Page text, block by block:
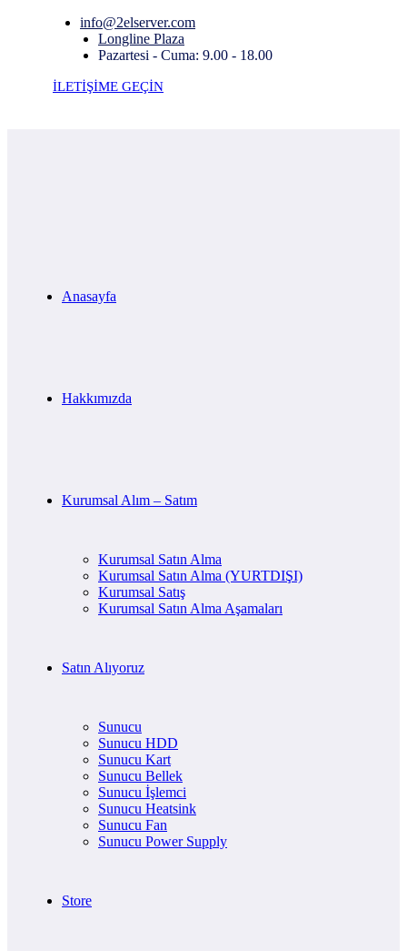
info@2elserver.com
Longline Plaza
Pazartesi - Cuma: 9.00 - 18.00
İLETİŞİME GEÇİN
Anasayfa
Hakkımızda
Kurumsal Alım – Satım
Kurumsal Satın Alma
Kurumsal Satın Alma (YURTDIŞI)
Kurumsal Satış
Kurumsal Satın Alma Aşamaları
Satın Alıyoruz
Sunucu
Sunucu HDD
Sunucu Kart
Sunucu Bellek
Sunucu İşlemci
Sunucu Heatsink
Sunucu Fan
Sunucu Power Supply
Store